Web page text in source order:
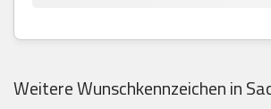
Weitere Wunschkennzeichen in